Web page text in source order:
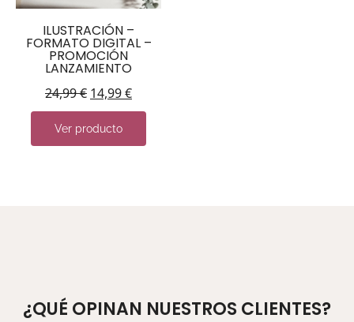
ILUSTRACIÓN –
FORMATO DIGITAL –
PROMOCIÓN
LANZAMIENTO
24,99€ 14,99€
Ver producto
¿QUÉ OPINAN NUESTROS CLIENTES?